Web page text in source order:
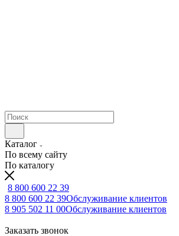
Каталог
По всему сайту
По каталогу
8 800 600 22 39
8 800 600 22 39Обслуживание клиентов
8 905 502 11 00Обслуживание клиентов
Заказать звонок